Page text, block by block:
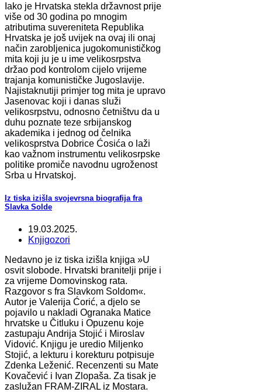
Iako je Hrvatska stekla državnost prije
više od 30 godina po mnogim
atributima suvereniteta Republika
Hrvatska je još uvijek na ovaj ili onaj
način zarobljenica jugokomunističkog
mita koji ju je u ime velikosrpstva
držao pod kontrolom cijelo vrijeme
trajanja komunističke Jugoslavije.
Najistaknutiji primjer tog mita je upravo
Jasenovac koji i danas služi
velikosrpstvu, odnosno četništvu da u
duhu poznate teze srbijanskog
akademika i jednog od čelnika
velikosprstva Dobrice Ćosića o laži
kao važnom instrumentu velikosrpske
politike promiče navodnu ugroženost
Srba u Hrvatskoj.
Iz tiska izišla svojevrsna biografija fra
Slavka Solde
19.03.2025.
Knjigozori
Nedavno je iz tiska izišla knjiga »U
osvit slobode. Hrvatski branitelji prije i
za vrijeme Domovinskog rata.
Razgovor s fra Slavkom Soldom«.
Autor je Valerija Ćorić, a djelo se
pojavilo u nakladi Ogranaka Matice
hrvatske u Čitluku i Opuzenu koje
zastupaju Andrija Stojić i Miroslav
Vidović. Knjigu je uredio Miljenko
Stojić, a lekturu i korekturu potpisuje
Zdenka Leženić. Recenzenti su Mate
Kovačević i Ivan Zlopaša. Za tisak je
zaslužan FRAM-ZIRAL iz Mostara.